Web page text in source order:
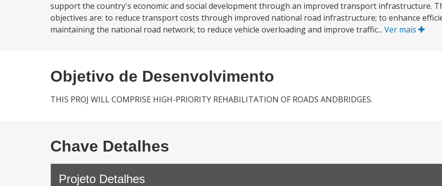
support the country's economic and social development through an improved transport infrastructure.
objectives are: to reduce transport costs through improved national road infrastructure; to enhance
maintaining the national road network; to reduce vehicle overloading and improve traffic... Ver mais
Objetivo de Desenvolvimento
THIS PROJ WILL COMPRISE HIGH-PRIORITY REHABILITATION OF ROADS ANDBRIDGES.
Chave Detalhes
Projeto Detalhes